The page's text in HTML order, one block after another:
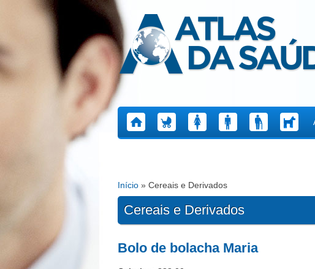
Atlas da Saúde
Está aqui
Início » Cereais e Derivados
Cereais e Derivados
Bolo de bolacha Maria
Páginas